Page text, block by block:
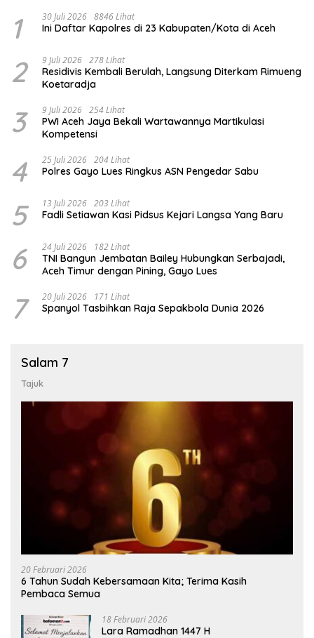
1 30 Juli 2026 8846 Lihat
Ini Daftar Kapolres di 23 Kabupaten/Kota di Aceh
2 9 Juli 2026 278 Lihat
Residivis Kembali Berulah, Langsung Diterkam Rimueng
Koetaradja
3 9 Juli 2026 254 Lihat
PWI Aceh Jaya Bekali Wartawannya Martikulasi
Kompetensi
4 25 Juli 2026 204 Lihat
Polres Gayo Lues Ringkus ASN Pengedar Sabu
5 13 Juli 2026 203 Lihat
Fadli Setiawan Kasi Pidsus Kejari Langsa Yang Baru
6 24 Juli 2026 182 Lihat
TNI Bangun Jembatan Bailey Hubungkan Serbajadi,
Aceh Timur dengan Pining, Gayo Lues
7 20 Juli 2026 171 Lihat
Spanyol Tasbihkan Raja Sepakbola Dunia 2026
Salam 7
Tajuk
20 Februari 2026
6 Tahun Sudah Kebersamaan Kita; Terima Kasih
Pembaca Semua
18 Februari 2026
Lara Ramadhan 1447 H